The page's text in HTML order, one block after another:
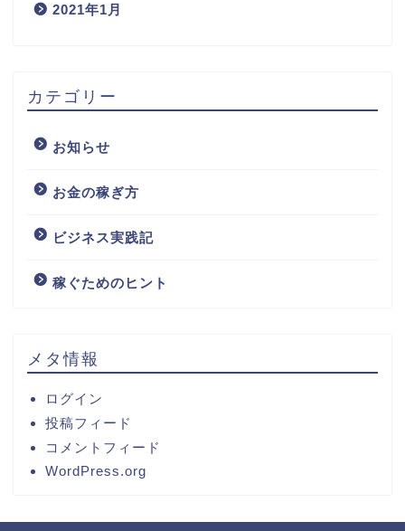
2021年1月
カテゴリー
お知らせ
お金の稼ぎ方
ビジネス実践記
稼ぐためのヒント
メタ情報
ログイン
投稿フィード
コメントフィード
WordPress.org